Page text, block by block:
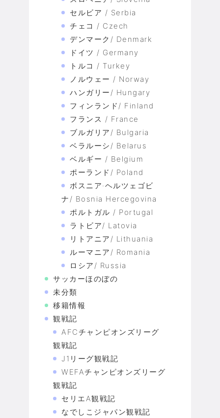
セルビア / Serbia
チェコ / Czech
デンマーク/ Denmark
ドイツ / Germany
トルコ / Turkey
ノルウェー / Norway
ハンガリー/ Hungary
フィンランド/ Finland
フランス / France
ブルガリア/ Bulgaria
ベラルーシ/ Belarus
ベルギー / Belgium
ポーランド/ Poland
ボスニア·ヘルツェゴビ
ナ/ Bosnia Hercegovina
ポルトガル / Portugal
ラトビア/ Latovia
リトアニア/ Lithuania
ルーマニア/ Romania
ロシア/ Russia
サッカーほのぼの
未分類
移籍情報
観戦記
AFCチャンピオンズリーグ
観戦記
J1リーグ観戦記
WEFAチャンピオンズリーグ
観戦記
セリエA観戦記
なでしこジャパン観戦記